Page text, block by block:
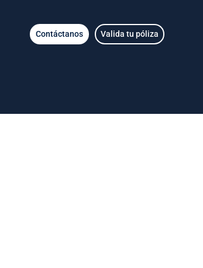
Contáctanos Valida tu póliza